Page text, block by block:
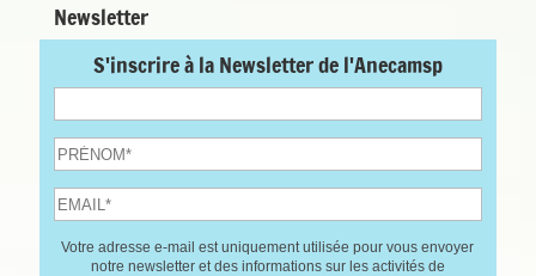
Newsletter
S'inscrire à la Newsletter de l'Anecamsp
Votre adresse e-mail est uniquement utilisée pour vous envoyer
notre newsletter et des informations sur les activités de